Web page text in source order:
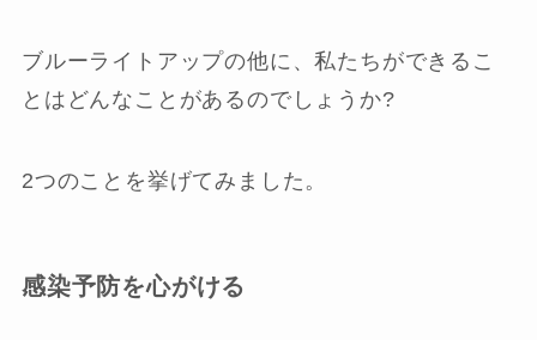
ブルーライトアップの他に、私たちができるこ
とはどんなことがあるのでしょうか?
2つのことを挙げてみました。
感染予防を心がける